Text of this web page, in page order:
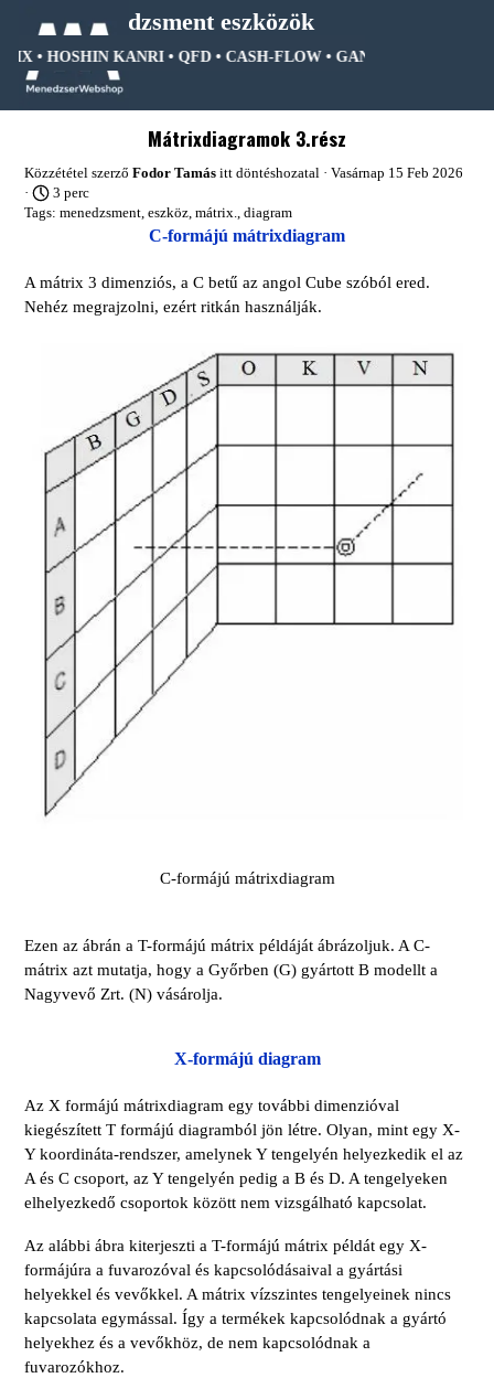
Menedzsment eszközök
• HOSHIN KANRI • QFD • CASH-FLOW • GANTT DIAGRAM •
Ugrás a menüre
Mátrixdiagramok 3.rész
Közzététel szerző Fodor Tamás itt döntéshozatal · Vasárnap 15 Feb 2026
·
3 perc
Tags: menedzsment, eszköz, mátrix., diagram
C-formájú mátrixdiagram
A mátrix 3 dimenziós, a C betű az angol Cube szóból ered.
Nehéz megrajzolni, ezért ritkán használják.
C-formájú mátrixdiagram
Ezen az ábrán a T-formájú mátrix példáját ábrázoljuk. A C-
mátrix azt mutatja, hogy a Győrben (G) gyártott B modellt a
Nagyvevő Zrt. (N) vásárolja.
X-formájú diagram
Az X formájú mátrixdiagram egy további dimenzióval
kiegészített T formájú diagramból jön létre. Olyan, mint egy X-
Y koordináta-rendszer, amelynek Y tengelyén helyezkedik el az
A és C csoport, az Y tengelyén pedig a B és D. A tengelyeken
elhelyezkedő csoportok között nem vizsgálható kapcsolat.
Az alábbi ábra kiterjeszti a T-formájú mátrix példát egy X-
formájúra a fuvarozóval és kapcsolódásaival a gyártási
helyekkel és vevőkkel. A mátrix vízszintes tengelyeinek nincs
kapcsolata egymással. Így a termékek kapcsolódnak a gyártó
helyekhez és a vevőkhöz, de nem kapcsolódnak a
fuvarozókhoz.